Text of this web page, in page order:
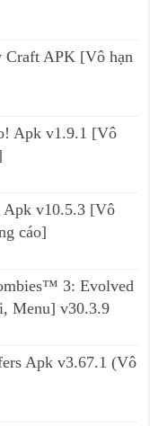
Craft APK [Vô hạn
Apk v1.9.1 [Vô
v10.5.3 [Vô
cáo]
3: Evolved
Menu] v30.3.9
Apk v3.67.1 (Vô